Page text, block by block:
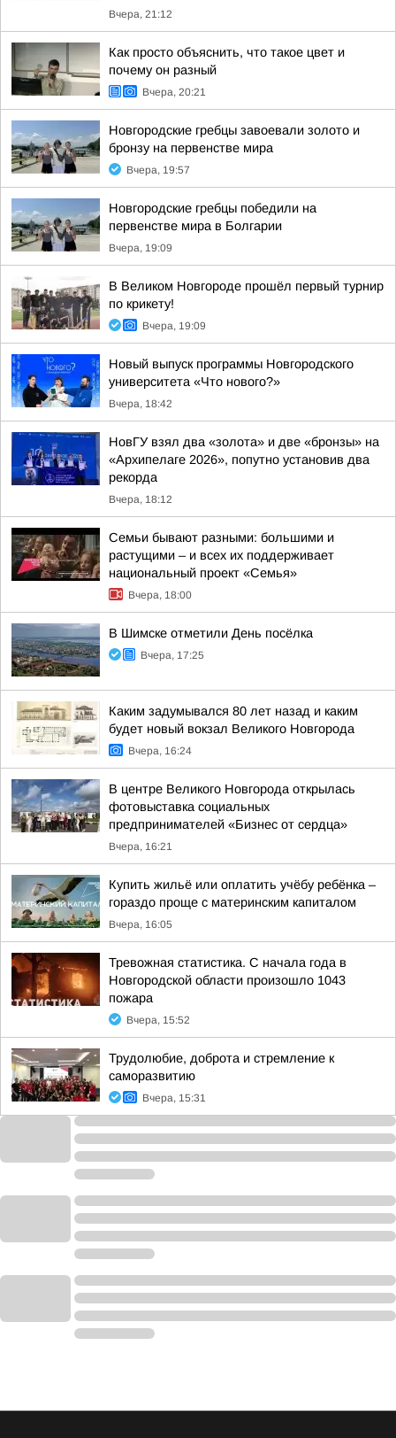
Вчера, 21:12
Как просто объяснить, что такое цвет и
почему он разный
Вчера, 20:21
Новгородские гребцы завоевали золото и
бронзу на первенстве мира
Вчера, 19:57
Новгородские гребцы победили на
первенстве мира в Болгарии
Вчера, 19:09
В Великом Новгороде прошёл первый турнир
по крикету!
Вчера, 19:09
Новый выпуск программы Новгородского
университета «Что нового?»
Вчера, 18:42
НовГУ взял два «золота» и две «бронзы» на
«Архипелаге 2026», попутно установив два
рекорда
Вчера, 18:12
Семьи бывают разными: большими и
растущими – и всех их поддерживает
национальный проект «Семья»
Вчера, 18:00
В Шимске отметили День посёлка
Вчера, 17:25
Каким задумывался 80 лет назад и каким
будет новый вокзал Великого Новгорода
Вчера, 16:24
В центре Великого Новгорода открылась
фотовыставка социальных
предпринимателей «Бизнес от сердца»
Вчера, 16:21
Купить жильё или оплатить учёбу ребёнка –
гораздо проще с материнским капиталом
Вчера, 16:05
Тревожная статистика. С начала года в
Новгородской области произошло 1043
пожара
Вчера, 15:52
Трудолюбие, доброта и стремление к
саморазвитию
Вчера, 15:31